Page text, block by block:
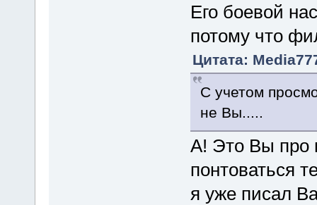
Его боевой
потому что
Цитата:
С учетом
не Вы.....
А! Это Вы про
понтоваться
я уже писал